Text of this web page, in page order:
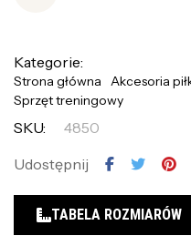
Kategorie:
Strona główna
Akcesoria
Sprzęt treningowy
SKU:
4850
Udostępnij
TABELA ROZMIARÓW